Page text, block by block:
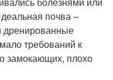
почва –
дренированные
требований к
замокающих, плохо